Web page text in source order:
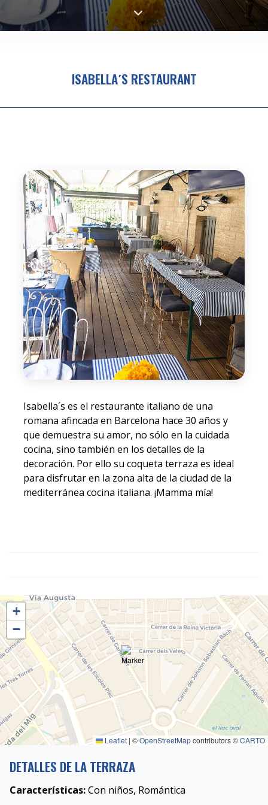
ISABELLA´S RESTAURANT
Isabella´s es el restaurante italiano de una
romana afincada en Barcelona hace 30 años y
que demuestra su amor, no sólo en la cuidada
cocina, sino también en los detalles de la
decoración. Por ello su coqueta terraza es ideal
para disfrutar en la zona alta de la ciudad de la
mediterránea cocina italiana. ¡Mamma mía!
+
−
Leaflet | ©OpenStreetMapcontributors ©CARTO
DETALLES DE LA TERRAZA
Características:Con niños, Romántica